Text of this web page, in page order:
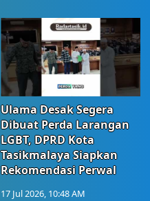
Ulama Desak Segera
Dibuat Perda Larangan
LGBT, DPRD Kota
Tasikmalaya Siapkan
Rekomendasi Perwal
17 Jul 2026, 10:48 AM